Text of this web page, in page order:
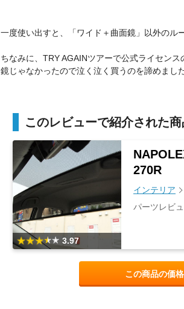
一度使い出すと、「ワイド＋曲面鏡」以外のル
ちなみに、TRY AGAINツアーで公式ライセン
鏡じゃなかったので泣く泣く買うのを諦めました
このレビューで紹介された
3.97
270R
インテリア
パーツレビ
この商品の価